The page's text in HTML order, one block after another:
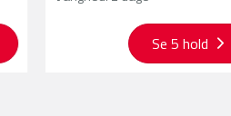
Se 5 hold